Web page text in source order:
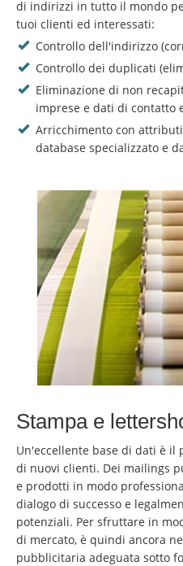
di indirizzi in tutto il mondo
tuoi clienti ed interessati:
Controllo dell'indirizzo
Controllo dei duplicati
Eliminazione di non
imprese e dati di contatto
Arricchimento con
database specializzato e
Stampa e
Un'eccellente base di dati è il
di nuovi clienti. Dei mailings
e prodotti in modo
dialogo di successo e
potenziali. Per sfruttare in
di mercato, è quindi ancora
pubblicitaria adeguata sotto